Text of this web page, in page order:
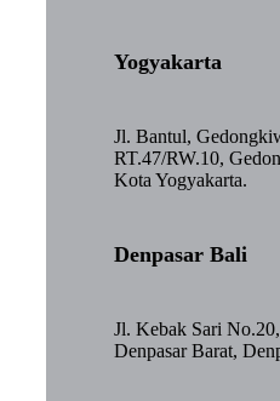
Yogyakarta
Jl. Bantul,
RT.47/RW.10,
Kota Yogyakarta.
Denpasar Bali
Jl. Kebak Sari
Denpasar Barat,